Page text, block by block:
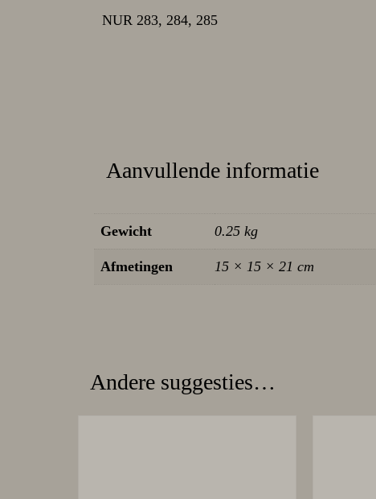
NUR 283, 284, 285
Aanvullende informatie
Gewicht 0.25 kg
Afmetingen 15 × 15 × 21 cm
Andere suggesties…